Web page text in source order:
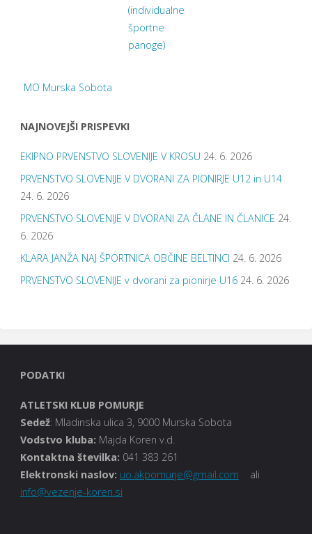
(individualne
športne
panoge)
MO Murska Sobota
NAJNOVEJŠI PRISPEVKI
EKIPNO PRVENSTVO SLOVENIJE V KROSU 24. 6. 2026
PRVENSTVO SLOVENIJE V DVORANI ZA PIONIRJE U12 in U14
24. 6. 2026
PRVENSTVO SLOVENIJE V DVORANI ZA ČLANE IN ČLANICE 24.
6. 2026
KLARA JANŽA NAJ ŠPORTNICA OBČINE BELTINCI 24. 6. 2026
PRVENSTVO SLOVENIJE v dvorani za pionirje U16 24. 6. 2026
PODATKI
ATLETSKI KLUB POMURJE
Sedež: Mladinska ulica 3, 9000 Murska Sobota
Vodstvo kluba: Majda Koren v.d.
Kontaktna številka: 041 383 261
Elektronski naslov: uo.akpomurje@gmail.com ali
info@vezenje-koren.si